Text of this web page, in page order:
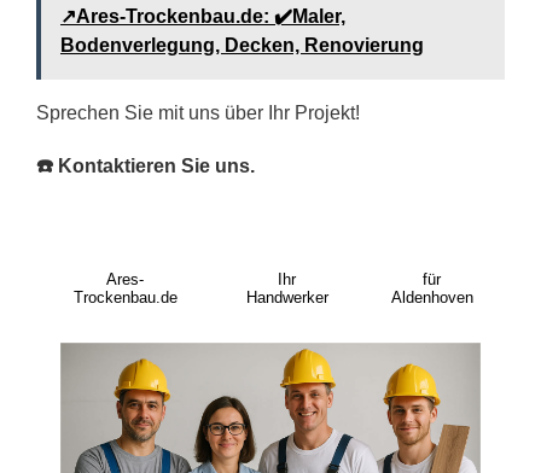
↗️Ares-Trockenbau.de: ✔️Maler,
Bodenverlegung, Decken, Renovierung
Sprechen Sie mit uns über Ihr Projekt!
☎️ Kontaktieren Sie uns.
Ares-
Trockenbau.de
Ihr
Handwerker
für
Aldenhoven